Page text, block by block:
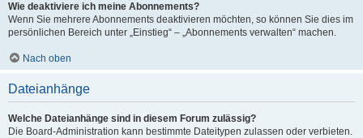
Wie deaktiviere ich meine Abonnements?
Wenn Sie mehrere Abonnements deaktivieren möchten, so können Sie dies im
persönlichen Bereich unter „Einstieg“ – „Abonnements verwalten“ machen.
Nach oben
Dateianhänge
Welche Dateianhänge sind in diesem Forum zulässig?
Die Board-Administration kann bestimmte Dateitypen zulassen oder verbieten.